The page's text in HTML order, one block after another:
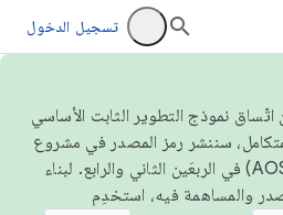
تسجيل الدخول
2026، ولضمان اتّساق نموذج التطوير الثابت الأساسي
سننشر رمز المصدر في مشروع
Android مفتوح المصدر (AOSP) في الربعَين الثاني والرابع. لبناء